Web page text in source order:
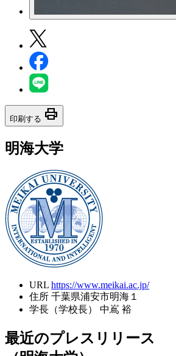
印刷する print
明海大学
URL https://www.meikai.ac.jp/
住所 千葉県浦安市明海１
学長（学校長）
中嶌 裕
最近のプレスリリース